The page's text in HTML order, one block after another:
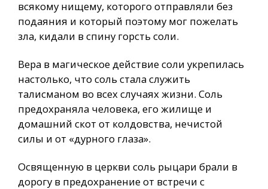
всякому нищему, которого отправляли без
подаяния и который поэтому мог пожелать
зла, кидали в спину горсть соли.
Вера в магическое действие соли укрепилась
настолько, что соль стала служить
талисманом во всех случаях жизни. Соль
предохраняла человека, его жилище и
домашний скот от колдовства, нечистой
силы и от «дурного глаза».
Освященную в церкви соль рыцари брали в
дорогу в предохранение от встречи с